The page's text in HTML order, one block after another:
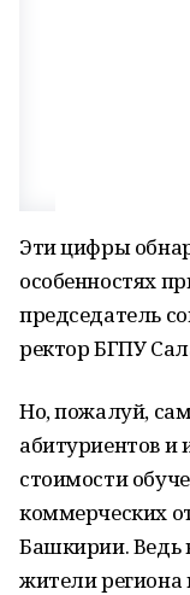
Эти цифры
особенностях
председатель
ректор БГПУ
Но, пожалуй,
абитуриентов и
стоимости
коммерческих
Башкирии. Ведь
жители